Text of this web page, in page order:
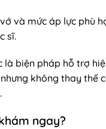
và mức áp lực phù
sĩ.
là biện pháp hỗ trợ
không thay thế
ngay?